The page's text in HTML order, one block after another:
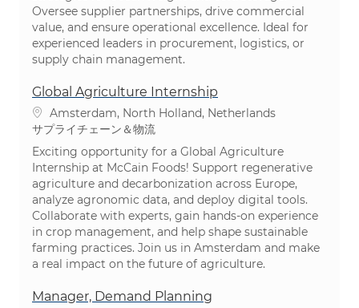
Oversee supplier partnerships, drive commercial
value, and ensure operational excellence. Ideal for
experienced leaders in procurement, logistics, or
supply chain management.
Global Agriculture Internship
場所Amsterdam, North Holland, Netherlands
カテゴリ
サプライチェーン＆物流
Exciting opportunity for a Global Agriculture
Internship at McCain Foods! Support regenerative
agriculture and decarbonization across Europe,
analyze agronomic data, and deploy digital tools.
Collaborate with experts, gain hands-on experience
in crop management, and help shape sustainable
farming practices. Join us in Amsterdam and make
a real impact on the future of agriculture.
Manager, Demand Planning